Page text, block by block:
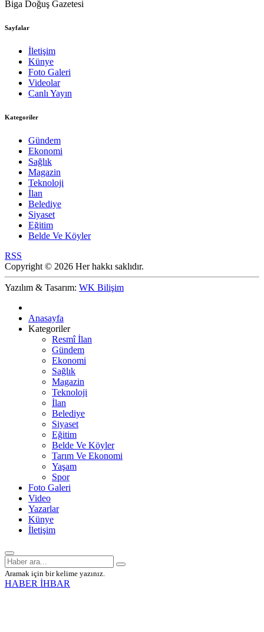
Biga Doğuş Gazetesi
Sayfalar
İletişim
Künye
Foto Galeri
Videolar
Canlı Yayın
Kategoriler
Gündem
Ekonomi
Sağlık
Magazin
Teknoloji
İlan
Belediye
Siyaset
Eğitim
Belde Ve Köyler
RSS
Copyright © 2026 Her hakkı saklıdır.
Yazılım & Tasarım: WK Bilişim
Anasayfa
Kategoriler
Resmî İlan
Gündem
Ekonomi
Sağlık
Magazin
Teknoloji
İlan
Belediye
Siyaset
Eğitim
Belde Ve Köyler
Tarım Ve Ekonomi
Yaşam
Spor
Foto Galeri
Video
Yazarlar
Künye
İletişim
Aramak için bir kelime yazınız.
HABER İHBAR